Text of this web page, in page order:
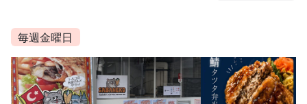
毎週金曜日